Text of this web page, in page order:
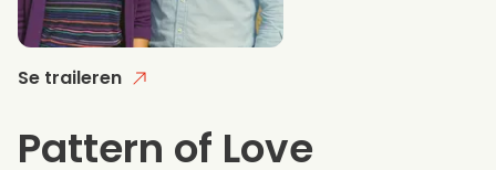
Se traileren
Pattern of Love